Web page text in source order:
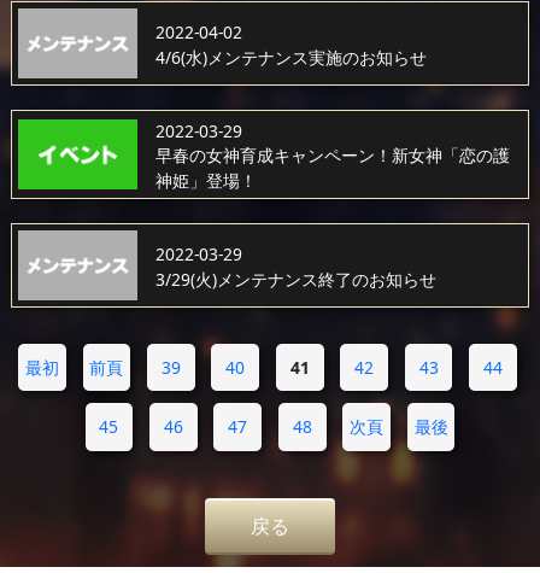
2022-04-02
4/6(水)メンテナンス実施のお知らせ
2022-03-29
早春の女神育成キャンペーン！新女神「恋の護
神姫」登場！
2022-03-29
3/29(火)メンテナンス終了のお知らせ
最初 前頁 39 40 41 42 43 44
45 46 47 48 次頁 最後
戻る